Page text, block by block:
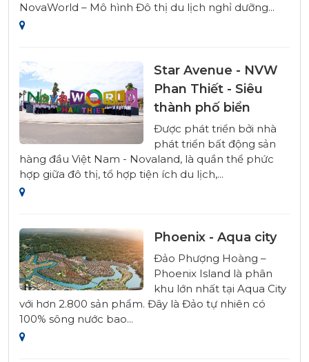
NovaWorld – Mô hình Đô thị du lịch nghỉ dưỡng...
Star Avenue - NVW
Phan Thiết - Siêu
thành phố biển
Được phát triển bởi nhà
phát triển bất động sản
hàng đầu Việt Nam - Novaland, là quần thể phức
hợp giữa đô thị, tổ hợp tiện ích du lịch,...
Phoenix - Aqua city
Đảo Phượng Hoàng –
Phoenix Island là phân
khu lớn nhất tại Aqua City
với hơn 2.800 sản phẩm. Đây là Đảo tự nhiên có
100% sông nước bao...